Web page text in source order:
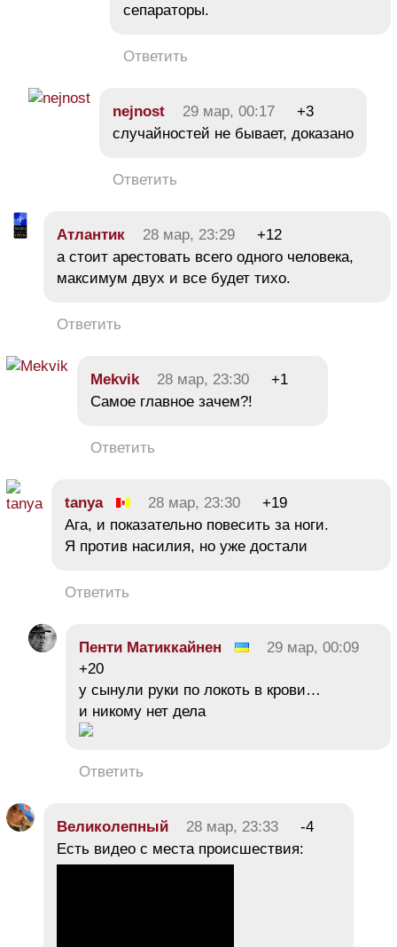
сепараторы.
Ответить
nejnost 29 мар, 00:17
+3
случайностей не бывает, доказано
Ответить
Атлантик 28 мар, 23:29
+12
а стоит арестовать всего одного человека,
максимум двух и все будет тихо.
Ответить
Mekvik 28 мар, 23:30
+1
Самое главное зачем?!
Ответить
tanya 28 мар, 23:30
+19
Ага, и показательно повесить за ноги.
Я против насилия, но уже достали
Ответить
Пенти Матиккайнен
29 мар, 00:09
+20
у сынули руки по локоть в крови…
и никому нет дела
Ответить
Великолепный 28 мар, 23:33
-4
Есть видео с места происшествия: